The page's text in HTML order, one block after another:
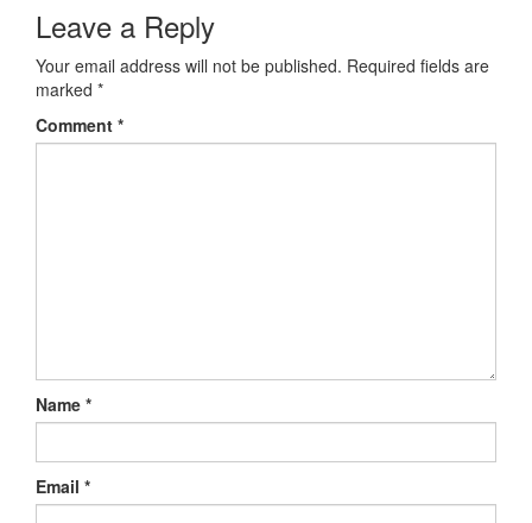
Leave a Reply
Your email address will not be published. Required fields are
marked *
Comment *
Name *
Email *